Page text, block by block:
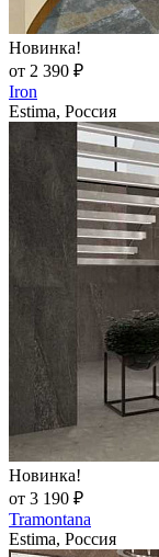
Новинка!
от 2 390 ₽
Iron
Estima, Россия
Новинка!
от 3 190 ₽
Tramontana
Estima, Россия